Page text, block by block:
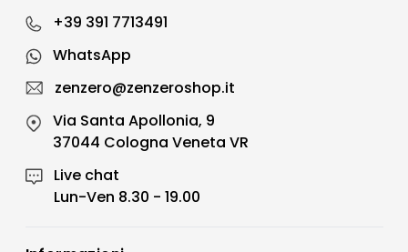
+39 391 7713491
WhatsApp
zenzero@zenzeroshop.it
Via Santa Apollonia, 9
37044 Cologna Veneta VR
Live chat
Lun-Ven 8.30 - 19.00